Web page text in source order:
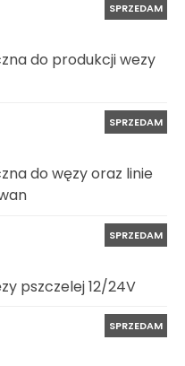
SPRZEDAM
do produkcji wezy
SPRZEDAM
do węzy oraz linie
SPRZEDAM
pszczelej 12/24V
SPRZEDAM